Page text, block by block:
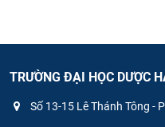
TRƯỜNG ĐẠI HỌC DƯỢC
Số 13-15 Lê Thánh Tông -